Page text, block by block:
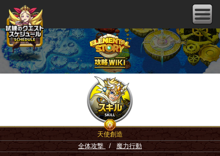
天使創造
全体攻撃 / 魔力行動